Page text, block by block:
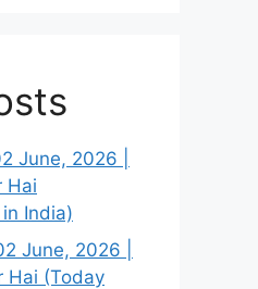
June, 2026 |
Hai
India)
June, 2026 |
Hai (Today